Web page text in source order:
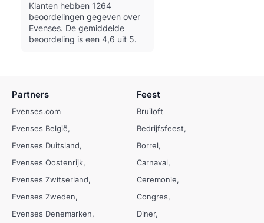
Klanten hebben 1264
beoordelingen gegeven over
Evenses. De gemiddelde
beoordeling is een 4,6 uit 5.
Partners
Evenses.com
Evenses België
Evenses Duitsland
Evenses Oostenrijk
Evenses Zwitserland
Evenses Zweden
Evenses Denemarken
Feest
Bruiloft
Bedrijfsfeest
Borrel
Carnaval
Ceremonie
Congres
Diner